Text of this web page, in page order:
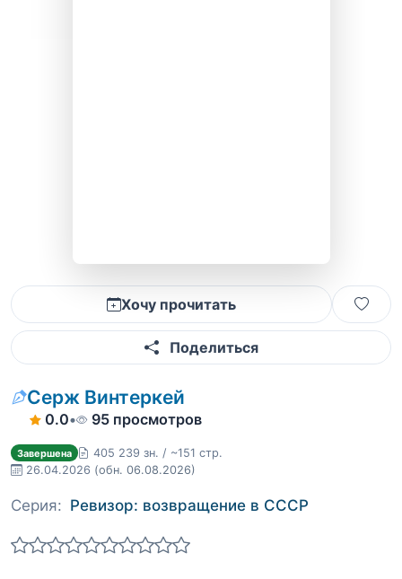
Хочу прочитать
Поделиться
Серж Винтеркей
0.0• 95 просмотров
Завершена
405 239 зн. / ~151 стр.
26.04.2026 (обн. 06.08.2026)
Серия: Ревизор: возвращение в СССР